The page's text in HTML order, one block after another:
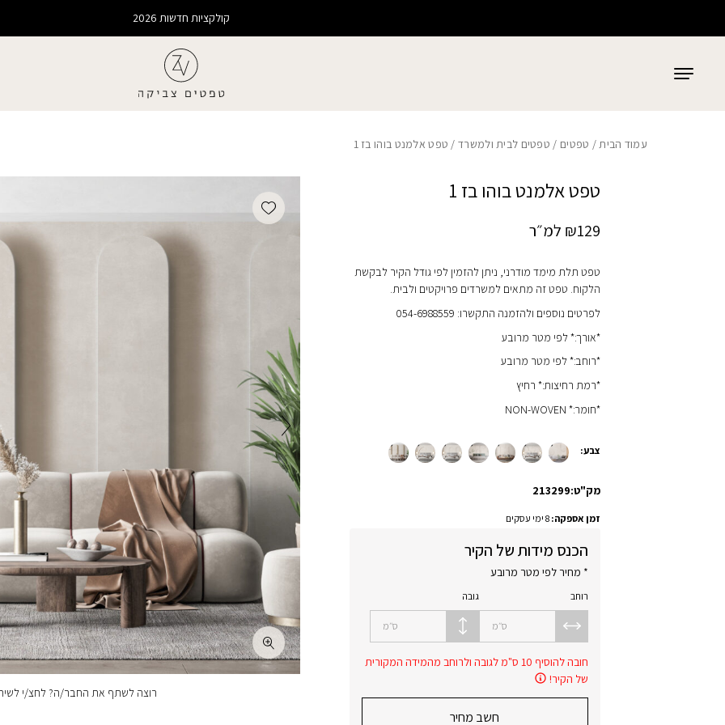
קולקציות חדשות 2026
עמוד הבית/ טפטים / טפטים לבית ולמשרד/ טפט אלמנט בוהו בז 1
טפט אלמנט בוהו בז 1
₪129 למ״ר
טפט תלת מימד מודרני, ניתן להזמין לפי גודל הקיר לבקשת
הלקוח. טפט זה מתאים למשרדים פרויקטים ולבית.
לפרטים נוספים ולהזמנה התקשרו: 054-6988559
*אורך:* לפי מטר מרובע
*רוחב:* לפי מטר מרובע
*רמת רחיצות:* רחיץ
*חומר:* NON-WOVEN
צבע:
מק"ט:213299
זמן אספקה:8 ימי עסקים
הכנס מידות של הקיר
* מחיר לפי מטר מרובע
רוחב
ס״מ
גובה
ס״מ
חובה להוסיף 10 ס"מ לגובה ולרוחב מהמידה המקורית
של הקיר!
חשב מחיר
Add wishlist
רוצה לשתף את החבר/ה? לחצ/י